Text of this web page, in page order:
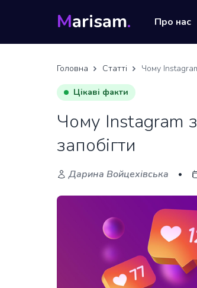
Marisam. Про нас
Головна Статті Чому
Цікаві факти
Чому Instagram
запобігти
Дарина Войцехівська •